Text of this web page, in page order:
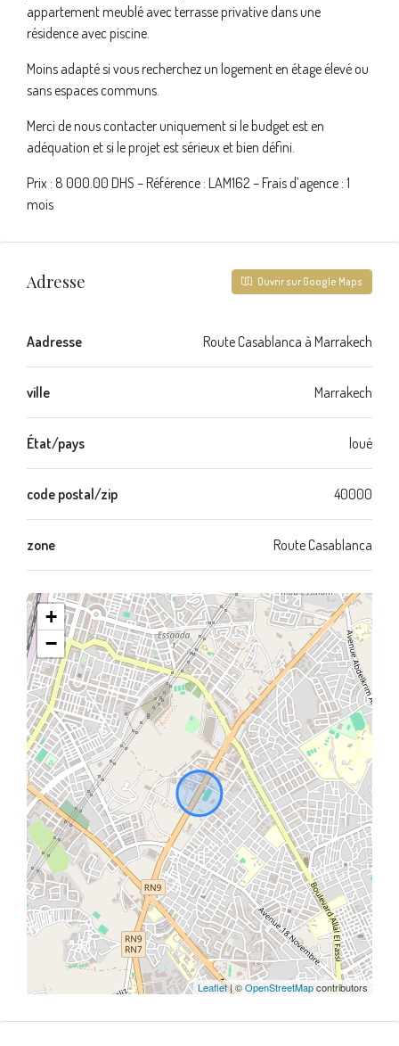
appartement meublé avec terrasse privative dans une
résidence avec piscine.
Moins adapté si vous recherchez un logement en étage élevé ou
sans espaces communs.
Merci de nous contacter uniquement si le budget est en
adéquation et si le projet est sérieux et bien défini.
Prix : 8 000.00 DHS – Référence : LAM162 – Frais d’agence : 1
mois
Adresse Ouvrir sur Google Maps
Aadresse Route Casablanca à Marrakech
ville Marrakech
État/pays loué
code postal/zip 40000
zone Route Casablanca
+
−
Leaflet| ©OpenStreetMapcontributors